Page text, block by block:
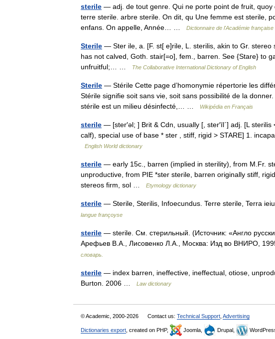
sterile — adj. de tout genre. Qui ne porte point de fruit, quoy
terre sterile. arbre sterile. On dit, qu Une femme est sterile,
enfans. On appelle, Année… …
Dictionnaire de l'Académie française
Sterile — Ster ile, a. [F. st[ e]rile, L. sterilis, akin to Gr.
has not calved, Goth. stair[=o], fem., barren. See {Stare} to
unfruitful;… …
The Collaborative International Dictionary of English
Sterile — Stérile Cette page d’homonymie répertorie les
Stérile signifie soit sans vie, soit sans possibilité de la
stérile est un milieu désinfecté,… …
Wikipédia en Français
sterile — [ster′əl; ] Brit & Cdn, usually [, ster′īl΄] adj. [L
calf), special use of base * ster , stiff, rigid > STARE] 1.
English World dictionary
sterile — early 15c., barren (implied in sterility), from M.Fr.
unproductive, from PIE *ster sterile, barren originally stiff,
stereos firm, sol …
Etymology dictionary
sterile — Sterile, Sterilis, Infoecundus. Terre sterile, Terra
langue françoyse
sterile — sterile. См. стерильный. (Источник: «Англо
Арефьев В.А., Лисовенко Л.А., Москва: Изд во ВНИРО,
словарь.
sterile — index barren, ineffective, ineffectual, otiose,
Burton. 2006 …
Law dictionary
© Academic, 2000-2026 Contact us: Technical Support Advertising
Dictionaries export , created on PHP, Joomla, Drupal,